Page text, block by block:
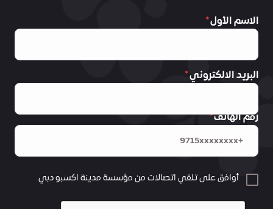
الاسم الأول
البريد الالكتروني
رقم الهاتف
أوافق على تلقي اتصالات من مؤسسة مدينة اكسبو دبي